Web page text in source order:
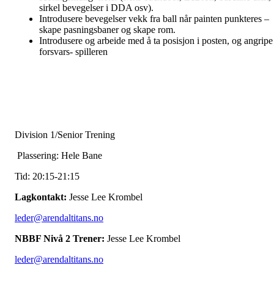
sirkel bevegelser i DDA osv).
Introdusere bevegelser vekk fra ball når painten punkteres –
skape pasningsbaner og skape rom.
Introdusere og arbeide med å ta posisjon i posten, og angripe
forsvars- spilleren
Division 1/Senior Trening
Plassering: Hele Bane
Tid: 20:15-21:15
Lagkontakt: Jesse Lee Krombel
leder@arendaltitans.no
NBBF Nivå 2 Trener: Jesse Lee Krombel
leder@arendaltitans.no